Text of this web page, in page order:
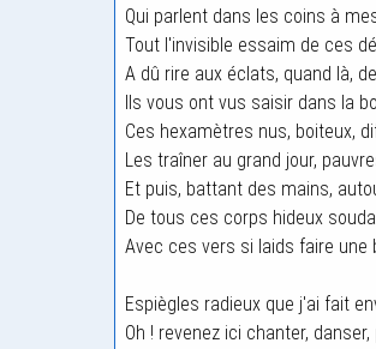
Qui parlent dans les coins à
Tout l'invisible essaim de ces
A dû rire aux éclats, quand là,
Ils vous ont vus saisir dans la
Ces hexamètres nus, boiteux,
Les traîner au grand jour,
Et puis, battant des mains,
De tous ces corps hideux
Avec ces vers si laids faire une
Espiègles radieux que j'ai fait
Oh ! revenez ici chanter, danser,